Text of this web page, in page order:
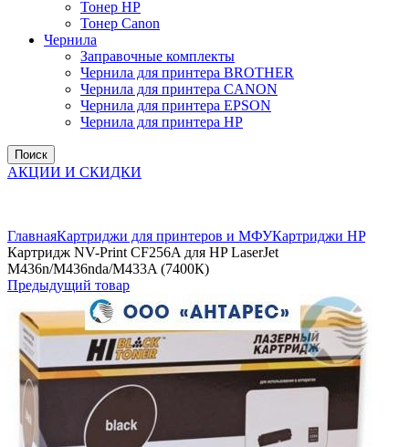
Тонер НР
Тонер Саnon
Чернила
Заправочные комплекты
Чернила для принтера BROTHER
Чернила для принтера CANON
Чернила для принтера EPSON
Чернила для принтера HP
Поиск
АКЦИИ И СКИДКИ
ГлавнаяКартриджи для принтеров и МФУКартриджи HP
Картридж NV-Print CF256A для HP LaserJet
M436n/M436nda/M433A (7400К)
Предыдущий товар